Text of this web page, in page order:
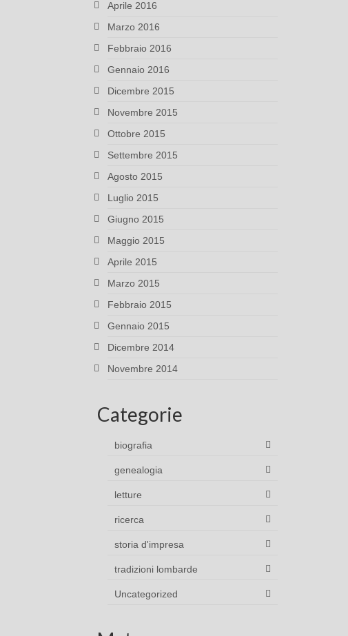
Aprile 2016
Marzo 2016
Febbraio 2016
Gennaio 2016
Dicembre 2015
Novembre 2015
Ottobre 2015
Settembre 2015
Agosto 2015
Luglio 2015
Giugno 2015
Maggio 2015
Aprile 2015
Marzo 2015
Febbraio 2015
Gennaio 2015
Dicembre 2014
Novembre 2014
Categorie
biografia
genealogia
letture
ricerca
storia d'impresa
tradizioni lombarde
Uncategorized